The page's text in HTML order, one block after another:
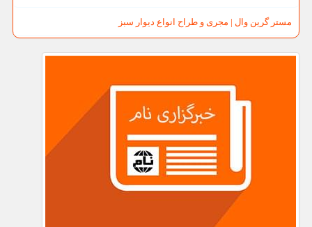
مستر گرین وال | مجری و طراح انواع دیوار سبز